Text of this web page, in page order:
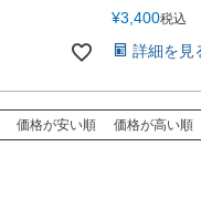
¥3,400税込
詳細を見
価格が安い順 価格が高い順